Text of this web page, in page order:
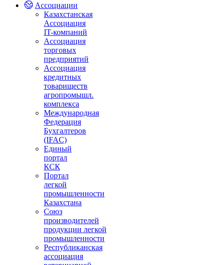
Ассоциации
Казахстанская
Ассоциация
IT-компаний
Ассоциация
торговых
предприятий
Ассоциация
кредитных
товариществ
агропромышл.
комплекса
Международная
Федерация
Бухгалтеров
(IFAC)
Единый
портал
КСК
Портал
легкой
промышленности
Казахстана
Союз
производителей
продукции легкой
промышленности
Республиканская
ассоциация